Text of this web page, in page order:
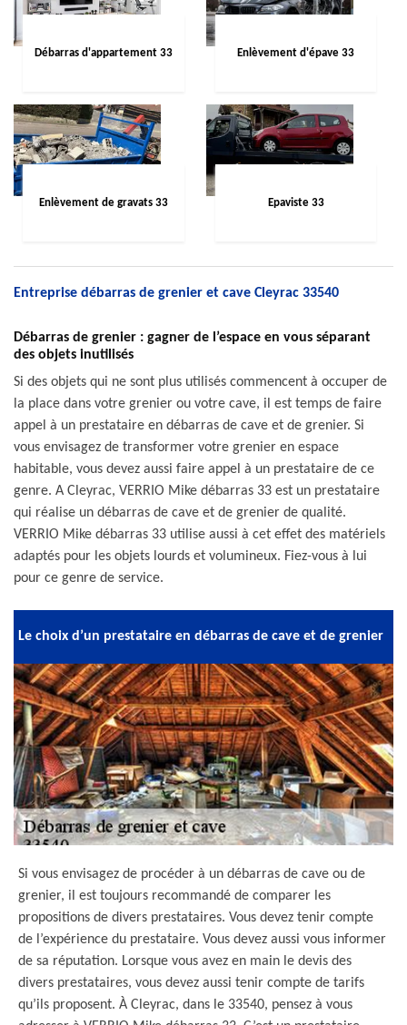
Débarras d'appartement 33 Enlèvement d'épave 33
Enlèvement de gravats 33 Epaviste 33
Entreprise débarras de grenier et cave Cleyrac 33540
Débarras de grenier : gagner de l’espace en vous séparant
des objets inutilisés
Si des objets qui ne sont plus utilisés commencent à occuper de
la place dans votre grenier ou votre cave, il est temps de faire
appel à un prestataire en débarras de cave et de grenier. Si
vous envisagez de transformer votre grenier en espace
habitable, vous devez aussi faire appel à un prestataire de ce
genre. A Cleyrac, VERRIO Mike débarras 33 est un prestataire
qui réalise un débarras de cave et de grenier de qualité.
VERRIO Mike débarras 33 utilise aussi à cet effet des matériels
adaptés pour les objets lourds et volumineux. Fiez-vous à lui
pour ce genre de service.
Le choix d’un prestataire en débarras de cave et de grenier
Si vous envisagez de procéder à un débarras de cave ou de
grenier, il est toujours recommandé de comparer les
propositions de divers prestataires. Vous devez tenir compte
de l’expérience du prestataire. Vous devez aussi vous informer
de sa réputation. Lorsque vous avez en main le devis des
divers prestataires, vous devez aussi tenir compte de tarifs
qu’ils proposent. À Cleyrac, dans le 33540, pensez à vous